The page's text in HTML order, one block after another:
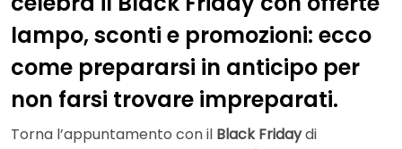
lampo, sconti e promozioni: ecco
come prepararsi in anticipo per
non farsi trovare impreparati.
Torna l’appuntamento con il Black Fridaydi